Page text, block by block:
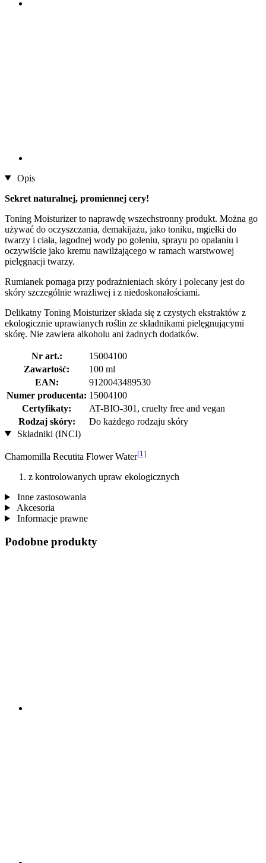
Opis
Sekret naturalnej, promiennej cery!
Toning Moisturizer to naprawdę wszechstronny produkt. Można go
używać do oczyszczania, demakijażu, jako toniku, mgiełki do
twarzy i ciała, łagodnej wody po goleniu, sprayu po opalaniu i
oczywiście jako kremu nawilżającego w ramach warstwowej
pielęgnacji twarzy.
Rumianek pomaga przy podrażnieniach skóry i polecany jest do
skóry szczególnie wrażliwej i z niedoskonałościami.
Delikatny Toning Moisturizer składa się z czystych ekstraktów z
ekologicznie uprawianych roślin ze składnikami pielęgnującymi
skórę. Nie zawiera alkoholu ani żadnych dodatków.
Nr art.:
15004100
Zawartość:
100 ml
EAN:
9120043489530
Numer producenta: 15004100
Certyfikaty:
AT-BIO-301, cruelty free and vegan
Rodzaj skóry:
Do każdego rodzaju skóry
Składniki (INCI)
Chamomilla Recutita Flower Water[1]
z kontrolowanych upraw ekologicznych
Inne zastosowania
Akcesoria
Informacje prawne
Podobne produkty